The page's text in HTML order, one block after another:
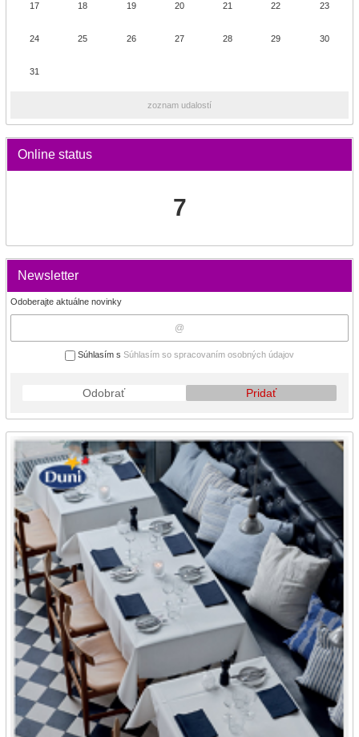
17 18 19 20 21 22 23
24 25 26 27 28 29 30
31
zoznam udalostí
Online status
7
Newsletter
Odoberajte aktuálne novinky
Súhlasím s Súhlasím so spracovaním osobných údajov
Odobrať Pridať